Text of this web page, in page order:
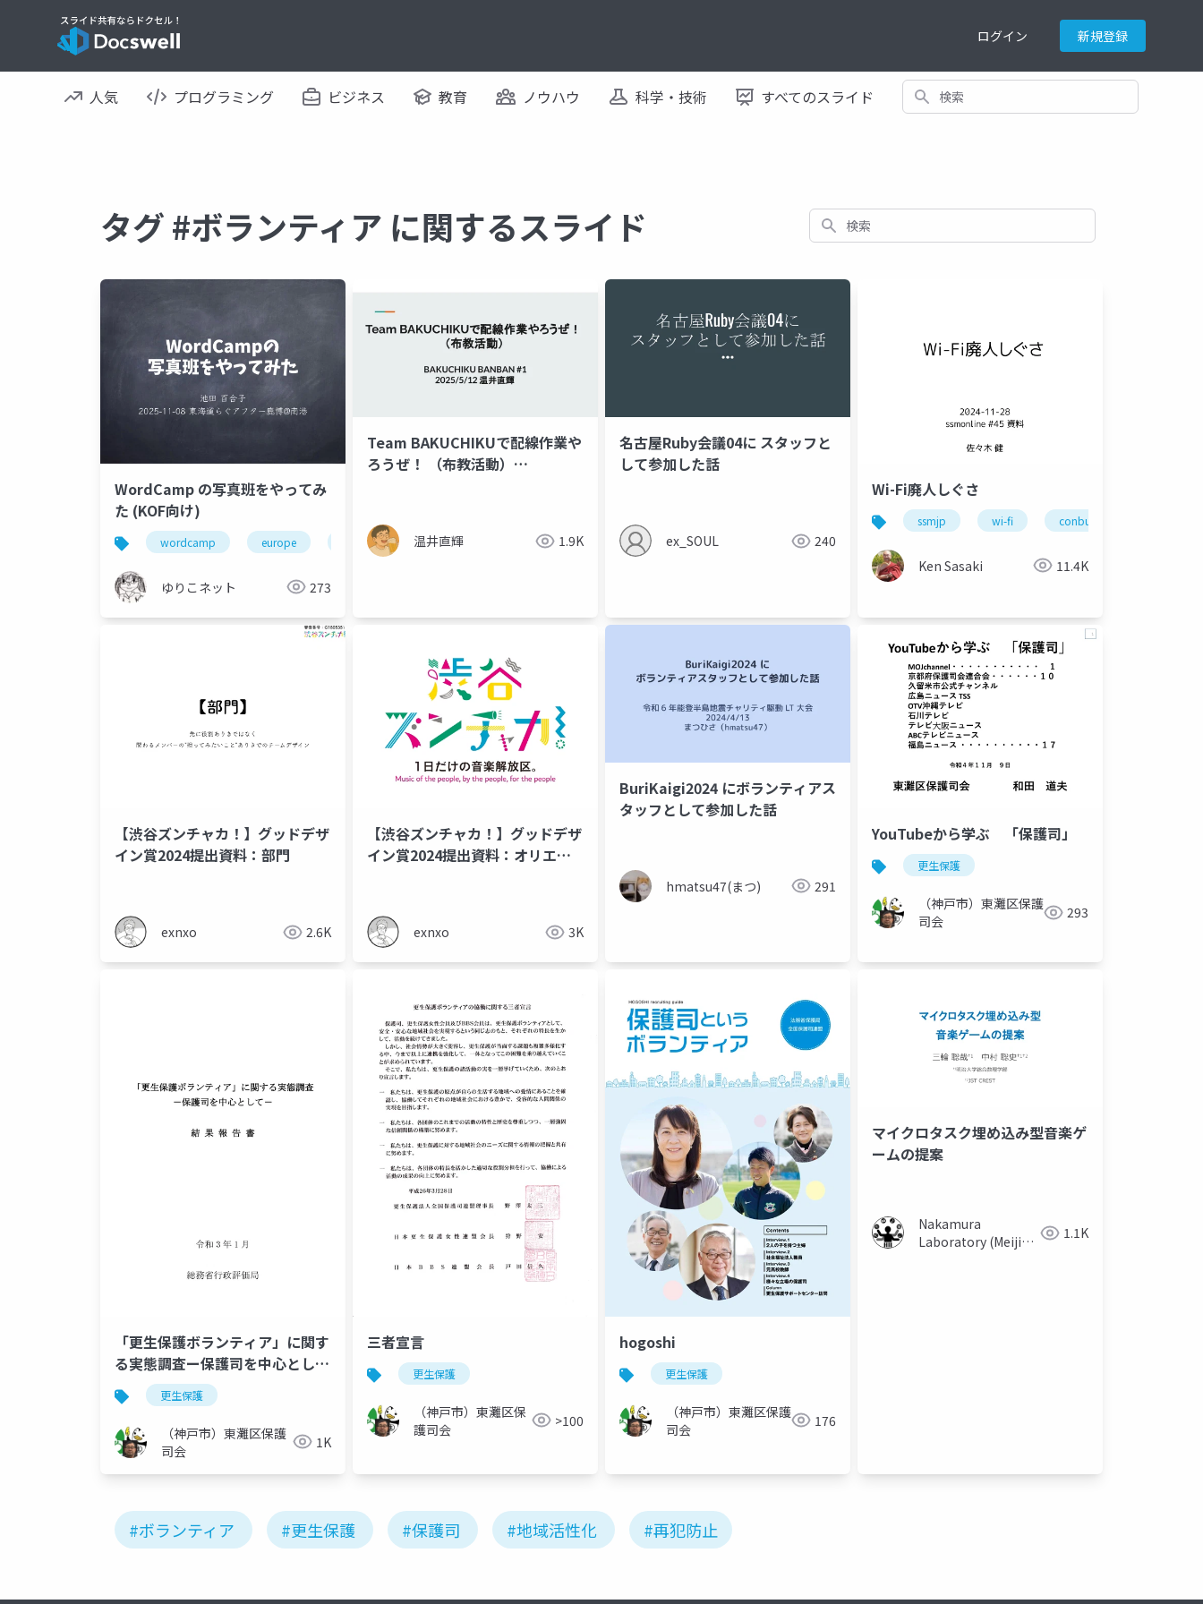
ログイン 新規登録
人気 プログラミング ビジネス 教育 ノウハウ 科学・技術 すべてのスライド 検索
タグ #ボランティア に関するスライド 検索
WordCamp の写真班をやってみ
た (KOF向け)
wordcamp europe photo staff
ゆりこネット 273
Team BAKUCHIKUで配線作業や
ろうぜ！ （布教活動）
温井直輝 1.9K
名古屋Ruby会議04に スタッフと
して参加した話
ex_SOUL 240
Wi-Fi廃人しぐさ
ssmjp wi-fi conbu
Ken Sasaki 11.4K
【渋谷ズンチャカ！】グッドデザ
イン賞2024提出資料：部門
exnxo 2.6K
【渋谷ズンチャカ！】グッドデザ
イン賞2024提出資料：オリエン
exnxo 3K
BuriKaigi2024 にボランティアス
タッフとして参加した話
hmatsu47(まつ) 291
YouTubeから学ぶ 「保護司」
更生保護
（神戸市）東灘区保護
司会
293
「更生保護ボランティア」に関す
る実態調査ー保護司を中心として
ー
更生保護
（神戸市）東灘区保護
司会
1K
三者宣言
更生保護
（神戸市）東灘区保
護司会
>100
hogoshi
更生保護
（神戸市）東灘区保護
司会
176
マイクロタスク埋め込み型音楽ゲ
ームの提案
Nakamura
Laboratory (Meiji
1.1K
#ボランティア #更生保護 #保護司 #地域活性化 #再犯防止